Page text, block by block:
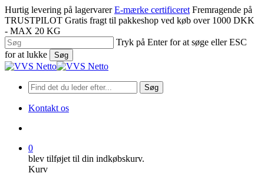
Spring
til
hovedindhold
Hurtig levering på lagervarer E-mærke certificeret Fremragende på
TRUSTPILOT Gratis fragt til pakkeshop ved køb over 1000 DKK
- MAX 20 KG
Tryk på Enter for at søge eller ESC
for at lukke
Søg
Luk
Søg
Kontakt os
0
blev tilføjet til din indkøbskurv.
Kurv